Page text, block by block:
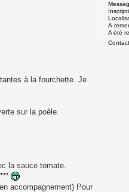
A
A été
à la fourchette. Je
sur la poêle.
la sauce tomate.
accompagnement) Pour